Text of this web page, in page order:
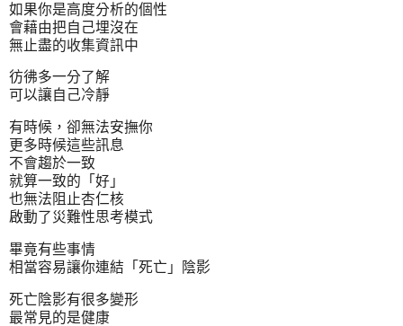
如果你是高度分析的個性
會藉由把自己埋沒在
無止盡的收集資訊中
彷彿多一分了解
可以讓自己冷靜
有時候，卻無法安撫你
更多時候這些訊息
不會趨於一致
就算一致的「好」
也無法阻止杏仁核
啟動了災難性思考模式
畢竟有些事情
相當容易讓你連結「死亡」陰影
死亡陰影有很多變形
最常見的是健康